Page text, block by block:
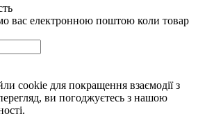
вас електронною поштою коли товар
cookie для покращення взаємодії з
ви погоджуєтесь з нашою